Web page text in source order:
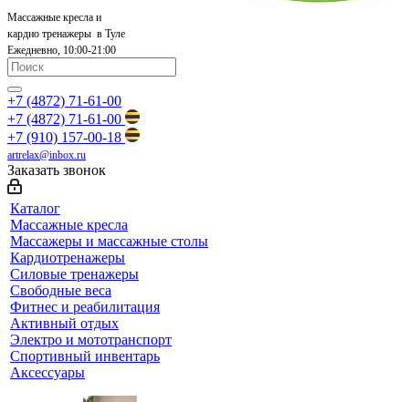
Массажные кресла и
кардио тренажеры в Туле
Ежедневно, 10:00-21:00
+7 (4872) 71-61-00
+7 (4872) 71-61-00
+7 (910) 157-00-18
artrelax@inbox.ru
Заказать звонок
Каталог
Массажные кресла
Массажеры и массажные столы
Кардиотренажеры
Силовые тренажеры
Свободные веса
Фитнес и реабилитация
Активный отдых
Электро и мототранспорт
Спортивный инвентарь
Аксессуары